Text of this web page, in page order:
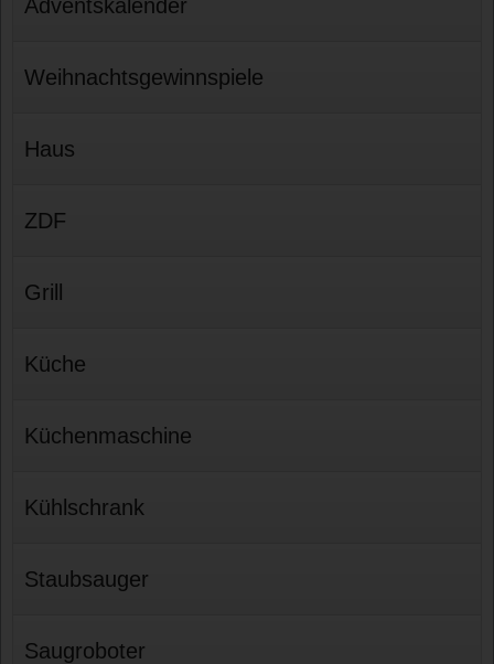
Adventskalender
Weihnachtsgewinnspiele
Haus
ZDF
Grill
Küche
Küchenmaschine
Kühlschrank
Staubsauger
Saugroboter